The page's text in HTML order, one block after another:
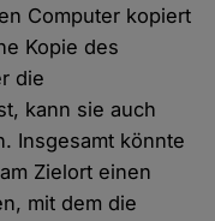
Computer kopiert
Kopie des
die
kann sie auch
Insgesamt könnte
Zielort einen
mit dem die